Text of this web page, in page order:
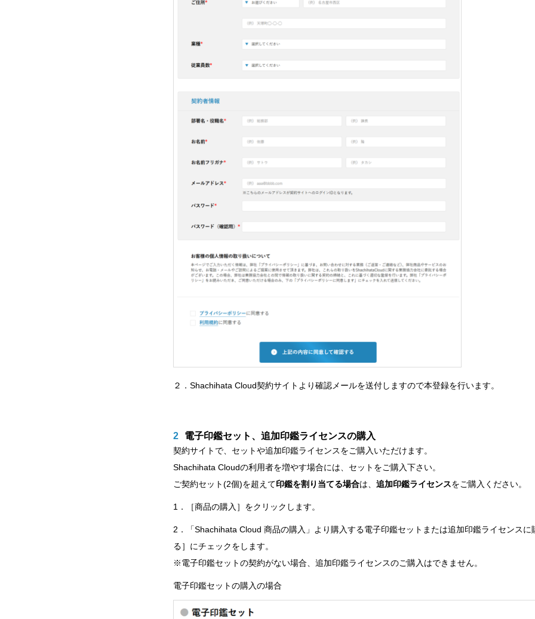
２．Shachihata Cloud契約サイトより確認メールを送付しますので本登録を行います。
2 電子印鑑セット、追加印鑑ライセンスの購入
契約サイトで、セットや追加印鑑ライセンスをご購入いただけます。
Shachihata Cloudの利用者を増やす場合には、セットをご購入下さい。
ご契約セット(2個)を超えて印鑑を割り当てる場合は、 追加印鑑ライセンスをご購入ください。
1．［商品の購入］をクリックします。
2．「Shachihata Cloud 商品の購入」より購入する電子印鑑セットまたは追加印鑑ライセンス
る］にチェックをします。
※電子印鑑セットの契約がない場合、追加印鑑ライセンスのご購入はできません。
電子印鑑セットの購入の場合